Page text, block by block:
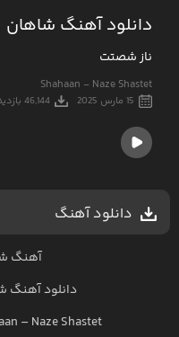
دانلود آهنگ شاهان
ناز شصتت
Shahaan - Naze Shastet
15 مارس 2025 46,144 بازدید
دانلود آهنگ
آهنگ
دانلود آهنگ
– Naze Shastet